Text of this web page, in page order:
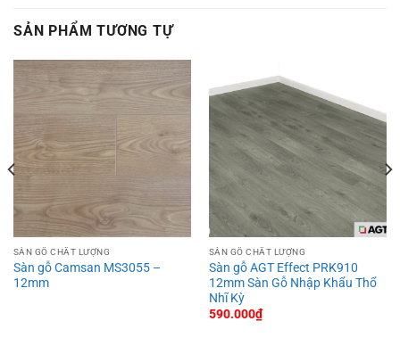
SẢN PHẨM TƯƠNG TỰ
SÀN GỖ CHẤT LƯỢNG
Sàn gỗ Camsan MS3055 –
12mm
SÀN GỖ CHẤT LƯỢNG
Sàn gỗ AGT Effect PRK910
12mm Sàn Gỗ Nhập Khẩu Thổ
Nhĩ Kỳ
590.000₫